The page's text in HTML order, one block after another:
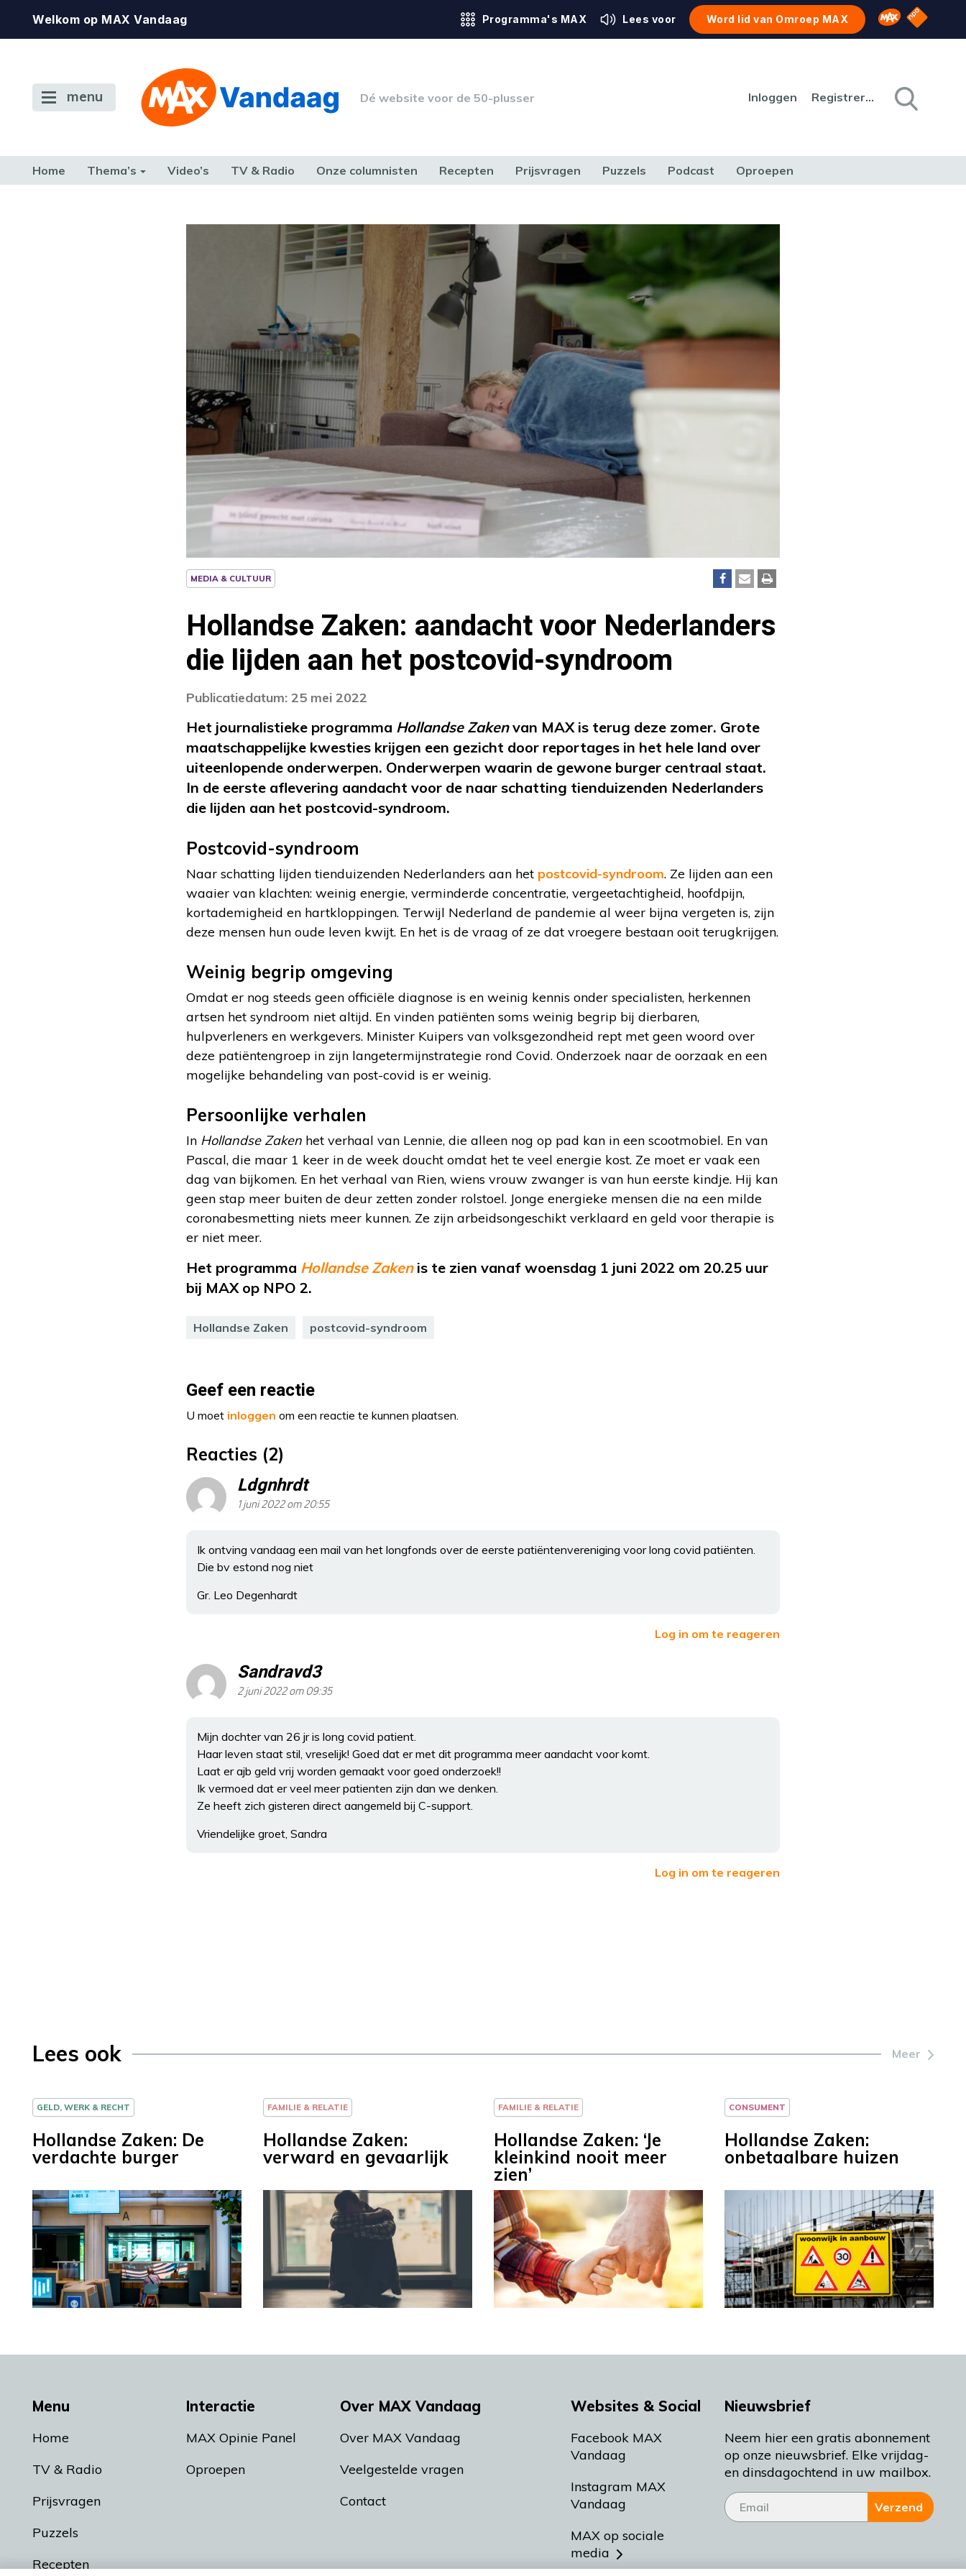
Welkom op MAX Vandaag Programma's MAX Lees voor Word lid van Omroep MAX Omroep MAX
NPO
menu Dé website voor de 50-plusser Inloggen Registreren
Home Thema’s Video’s TV & Radio Onze columnisten Recepten Prijsvragen Puzzels Podcast Oproepen
MEDIA & CULTUUR
Hollandse Zaken: aandacht voor Nederlanders
die lijden aan het postcovid-syndroom
Publicatiedatum: 25 mei 2022
Het journalistieke programma Hollandse Zakenvan MAX is terug deze zomer. Grote
maatschappelijke kwesties krijgen een gezicht door reportages in het hele land over
uiteenlopende onderwerpen. Onderwerpen waarin de gewone burger centraal staat.
In de eerste aflevering aandacht voor de naar schatting tienduizenden Nederlanders
die lijden aan het postcovid-syndroom.
Postcovid-syndroom
Naar schatting lijden tienduizenden Nederlanders aan het postcovid-syndroom. Ze lijden aan een
waaier van klachten: weinig energie, verminderde concentratie, vergeetachtigheid, hoofdpijn,
kortademigheid en hartkloppingen. Terwijl Nederland de pandemie al weer bijna vergeten is, zijn
deze mensen hun oude leven kwijt. En het is de vraag of ze dat vroegere bestaan ooit terugkrijgen.
Weinig begrip omgeving
Omdat er nog steeds geen officiële diagnose is en weinig kennis onder specialisten, herkennen
artsen het syndroom niet altijd. En vinden patiënten soms weinig begrip bij dierbaren,
hulpverleners en werkgevers. Minister Kuipers van volksgezondheid rept met geen woord over
deze patiëntengroep in zijn langetermijnstrategie rond Covid. Onderzoek naar de oorzaak en een
mogelijke behandeling van post-covid is er weinig.
Persoonlijke verhalen
In Hollandse Zaken het verhaal van Lennie, die alleen nog op pad kan in een scootmobiel. En van
Pascal, die maar 1 keer in de week doucht omdat het te veel energie kost. Ze moet er vaak een
dag van bijkomen. En het verhaal van Rien, wiens vrouw zwanger is van hun eerste kindje. Hij kan
geen stap meer buiten de deur zetten zonder rolstoel. Jonge energieke mensen die na een milde
coronabesmetting niets meer kunnen. Ze zijn arbeidsongeschikt verklaard en geld voor therapie is
er niet meer.
Het programma Hollandse Zakenis te zien vanaf woensdag 1 juni 2022 om 20.25 uur
bij MAX op NPO 2.
Hollandse Zaken postcovid-syndroom
Geef een reactie
U moet inloggen om een reactie te kunnen plaatsen.
Reacties (2)
Ldgnhrdt
1 juni 2022 om 20:55
Ik ontving vandaag een mail van het longfonds over de eerste patiëntenvereniging voor long covid patiënten.
Die bv estond nog niet
Gr. Leo Degenhardt
Log in om te reageren
Sandravd3
2 juni 2022 om 09:35
Mijn dochter van 26 jr is long covid patient.
Haar leven staat stil, vreselijk! Goed dat er met dit programma meer aandacht voor komt.
Laat er ajb geld vrij worden gemaakt voor goed onderzoek!!
Ik vermoed dat er veel meer patienten zijn dan we denken.
Ze heeft zich gisteren direct aangemeld bij C-support.
Vriendelijke groet, Sandra
Log in om te reageren
Lees ook Meer
GELD, WERK & RECHT
Hollandse Zaken: De
verdachte burger
FAMILIE & RELATIE
Hollandse Zaken:
verward en gevaarlijk
FAMILIE & RELATIE
Hollandse Zaken: ‘Je
kleinkind nooit meer
zien’
CONSUMENT
Hollandse Zaken:
onbetaalbare huizen
Menu
Home
TV & Radio
Prijsvragen
Puzzels
Recepten
Interactie
MAX Opinie Panel
Oproepen
Over MAX Vandaag
Over MAX Vandaag
Veelgestelde vragen
Contact
Websites & Social
Facebook MAX
Vandaag
Instagram MAX
Vandaag
MAX op sociale
media
Nieuwsbrief
Neem hier een gratis abonnement
op onze nieuwsbrief. Elke vrijdag-
en dinsdagochtend in uw mailbox.
Verzend